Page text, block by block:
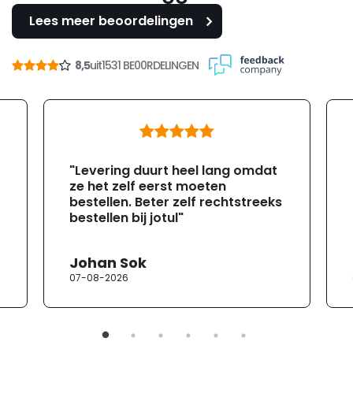
Lees meer beoordelingen
8,5uit1531 BE00RDELINGEN
"Levering duurt heel lang omdat
ze het zelf eerst moeten
bestellen. Beter zelf rechtstreeks
bestellen bij jotul"
Johan Sok
07-08-2026